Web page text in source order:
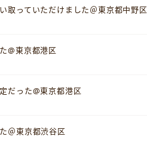
取っていただけました＠東京都中野区
@東京都港区
だった@東京都港区
＠東京都渋谷区